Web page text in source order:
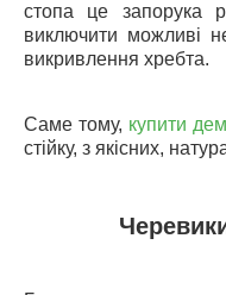
стопа це запорука
виключити можливі
викривлення хребта.
Саме тому, купити
стійку, з якісних,